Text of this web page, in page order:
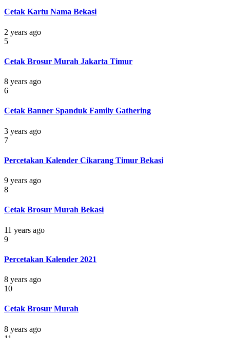
Cetak Kartu Nama Bekasi
2 years ago
5
Cetak Brosur Murah Jakarta Timur
8 years ago
6
Cetak Banner Spanduk Family Gathering
3 years ago
7
Percetakan Kalender Cikarang Timur Bekasi
9 years ago
8
Cetak Brosur Murah Bekasi
11 years ago
9
Percetakan Kalender 2021
8 years ago
10
Cetak Brosur Murah
8 years ago